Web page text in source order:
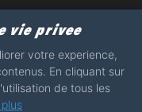
vie privee
votre experience,
En cliquant sur
de tous les